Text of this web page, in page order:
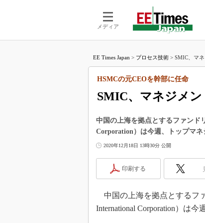
メディア
電池／
EE Times Japan > プロセス技術 > SMIC、マ
SMIC、マネジメ
HSMCの元CEOを幹部に任命
中国の上海を拠点とするファン
Corporation）は今週、トップマネ
2020年12月18日 13時30分 公開
印刷する
中国の上海を拠点とするフ
International Corporation）は